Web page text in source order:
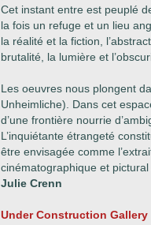
Cet instant entre est peuplé
la fois un refuge et un lieu
la réalité et la fiction,
brutalité, la lumière et
Les oeuvres nous plongent
Unheimliche). Dans cet
d’une frontière nourrie
L’inquiétante étrangeté
être envisagée comme
cinématographique et pictural
Julie Crenn
Under Construction Gallery